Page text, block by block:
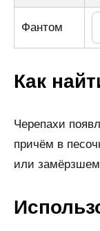
Фантом
Как
Черепахи
причём в
или